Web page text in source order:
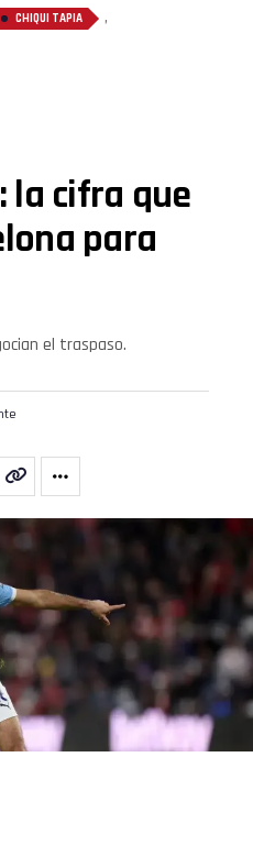
CHIQUI TAPIA ,
la cifra que
para
el traspaso.